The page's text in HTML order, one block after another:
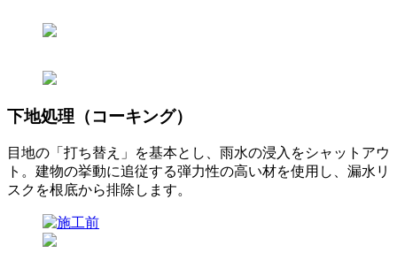
下地処理（コーキング）
目地の「打ち替え」を基本とし、雨水の浸入をシャットアウ
ト。建物の挙動に追従する弾力性の高い材を使用し、漏水リ
スクを根底から排除します。